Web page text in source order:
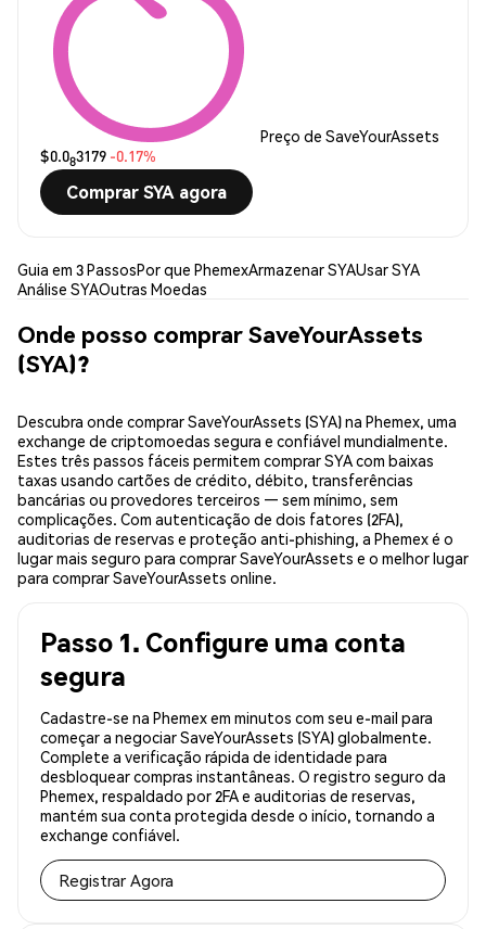
Preço de SaveYourAssets
$0.083179 -0.17%
Comprar SYA agora
Guia em 3 PassosPor que PhemexArmazenar SYAUsar SYA
Análise SYAOutras Moedas
Onde posso comprar SaveYourAssets
(SYA)?
Descubra onde comprar SaveYourAssets (SYA) na Phemex, uma
exchange de criptomoedas segura e confiável mundialmente.
Estes três passos fáceis permitem comprar SYA com baixas
taxas usando cartões de crédito, débito, transferências
bancárias ou provedores terceiros — sem mínimo, sem
complicações. Com autenticação de dois fatores (2FA),
auditorias de reservas e proteção anti-phishing, a Phemex é o
lugar mais seguro para comprar SaveYourAssets e o melhor lugar
para comprar SaveYourAssets online.
Passo 1. Configure uma conta
segura
Cadastre-se na Phemex em minutos com seu e-mail para
começar a negociar SaveYourAssets (SYA) globalmente.
Complete a verificação rápida de identidade para
desbloquear compras instantâneas. O registro seguro da
Phemex, respaldado por 2FA e auditorias de reservas,
mantém sua conta protegida desde o início, tornando a
exchange confiável.
Registrar Agora